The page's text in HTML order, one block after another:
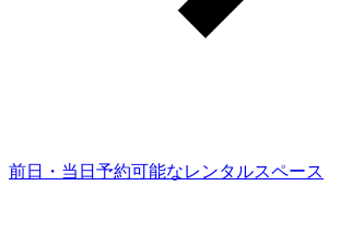
前日・当日予約可能なレンタルスペース